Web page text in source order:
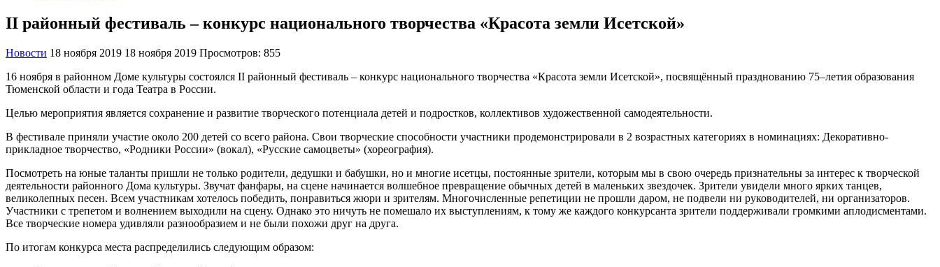
II районный фестиваль – конкурс национального творчества «Красота земли Исетской»
Новости 18 ноября 2019 18 ноября 2019 Просмотров: 855
16 ноября в районном Доме культуры состоялся II районный фестиваль – конкурс национального творчества «Красота земли Исетской», посвящённый празднованию 75–летия образования
Тюменской области и года Театра в России.
Целью мероприятия является сохранение и развитие творческого потенциала детей и подростков, коллективов художественной самодеятельности.
В фестивале приняли участие около 200 детей со всего района. Свои творческие способности участники продемонстрировали в 2 возрастных категориях в номинациях: Декоративно-
прикладное творчество, «Родники России» (вокал), «Русские самоцветы» (хореография).
Посмотреть на юные таланты пришли не только родители, дедушки и бабушки, но и многие исетцы, постоянные зрители, которым мы в свою очередь признательны за интерес к творческой
деятельности районного Дома культуры. Звучат фанфары, на сцене начинается волшебное превращение обычных детей в маленьких звездочек. Зрители увидели много ярких танцев,
великолепных песен. Всем участникам хотелось победить, понравиться жюри и зрителям. Многочисленные репетиции не прошли даром, не подвели ни руководителей, ни организаторов.
Участники с трепетом и волнением выходили на сцену. Однако это ничуть не помешало их выступлениям, к тому же каждого конкурсанта зрители поддерживали громкими аплодисментами.
Все творческие номера удивляли разнообразием и не были похожи друг на друга.
По итогам конкурса места распределились следующим образом: